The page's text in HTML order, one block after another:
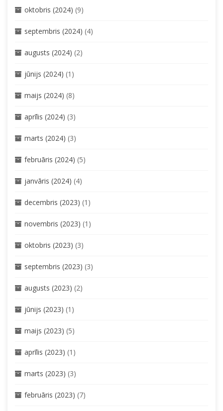
oktobris (2024) (9)
septembris (2024) (4)
augusts (2024) (2)
jūnijs (2024) (1)
maijs (2024) (8)
aprīlis (2024) (3)
marts (2024) (3)
februāris (2024) (5)
janvāris (2024) (4)
decembris (2023) (1)
novembris (2023) (1)
oktobris (2023) (3)
septembris (2023) (3)
augusts (2023) (2)
jūnijs (2023) (1)
maijs (2023) (5)
aprīlis (2023) (1)
marts (2023) (3)
februāris (2023) (7)